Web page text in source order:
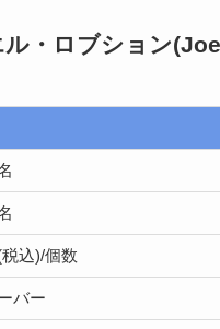
ル・ロブション
込)/個数
バー